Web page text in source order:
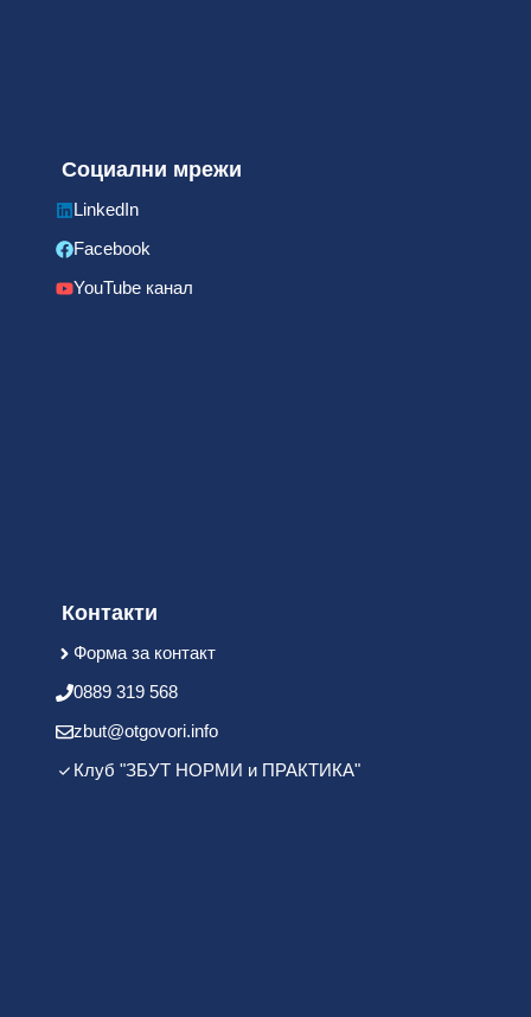
Социални мрежи
LinkedIn
Facebook
YouTube канал
Контакти
Форма за контакт
0889 319 568
zbut@otgovori.info
Клуб "ЗБУТ НОРМИ и ПРАКТИКА"